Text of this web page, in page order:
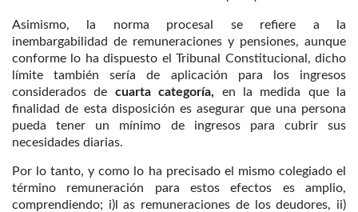
Asimismo, la norma procesal se refiere a la
inembargabilidad de remuneraciones y pensiones, aunque
conforme lo ha dispuesto el Tribunal Constitucional, dicho
límite también sería de aplicación para los ingresos
considerados de cuarta categoría, en la medida que la
finalidad de esta disposición es asegurar que una persona
pueda tener un mínimo de ingresos para cubrir sus
necesidades diarias.
Por lo tanto, y como lo ha precisado el mismo colegiado el
término remuneración para estos efectos es amplio,
comprendiendo; i)l as remuneraciones de los deudores, ii)